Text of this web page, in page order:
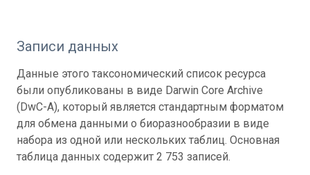
Записи данных
Данные этого таксономический список ресурса
были опубликованы в виде Darwin Core Archive
(DwC-A), который является стандартным форматом
для обмена данными о биоразнообразии в виде
набора из одной или нескольких таблиц. Основная
таблица данных содержит 2 753 записей.